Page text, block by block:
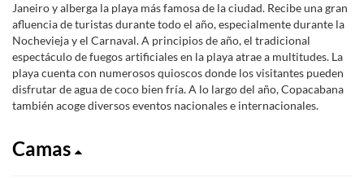
Janeiro y alberga la playa más famosa de la ciudad. Recibe una gran
afluencia de turistas durante todo el año, especialmente durante la
Nochevieja y el Carnaval. A principios de año, el tradicional
espectáculo de fuegos artificiales en la playa atrae a multitudes. La
playa cuenta con numerosos quioscos donde los visitantes pueden
disfrutar de agua de coco bien fría. A lo largo del año, Copacabana
también acoge diversos eventos nacionales e internacionales.
Camas